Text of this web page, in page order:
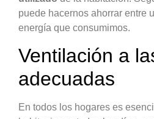
puede hacernos ahorrar entre
energía que consumimos.
Ventilación a
adecuadas
En todos los hogares es